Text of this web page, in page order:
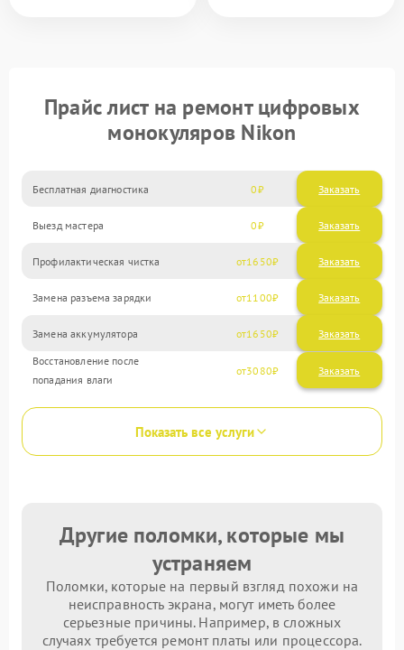
Прайс лист на ремонт цифровых
монокуляров Nikon
Бесплатная диагностика 0 Заказать
Выезд мастера 0 Заказать
Профилактическая чистка 1650
Замена разъема зарядки 1100
Замена аккумулятора 1650
Восстановление после
попадания влаги
3080
Показать все услуги
Другие поломки, которые мы
устраняем
Поломки, которые на первый взгляд похожи на
неисправность экрана, могут иметь более
серьезные причины. Например, в сложных
случаях требуется ремонт платы или процессора.